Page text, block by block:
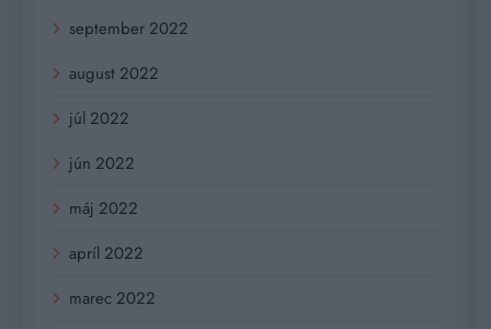
september 2022
august 2022
júl 2022
jún 2022
máj 2022
apríl 2022
marec 2022